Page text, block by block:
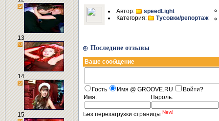
13
14
15
Автор:
speedLight
Категория:
Тусовки/репортаж
Последние отзывы
Ваше сообщение
Гость Имя @ GROOVE.RU
Войти?
Имя:
Пароль:
Без перезагрузки страницы New!